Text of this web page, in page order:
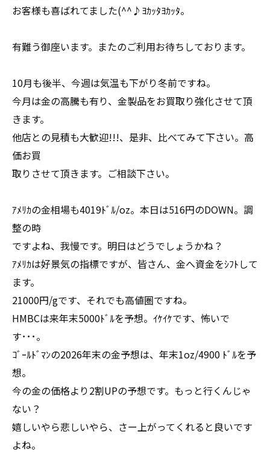
お客様も喜ばれてました(^^♪ﾖｶｯﾀﾖｶｯﾀ。
有難う御座います。またのご利用お待ちしております。
10月も後半、今週は気温も下がり冬前ですね。
今月は金の高騰も有り、金製品をお買取り強化させて頂
きます。
他店との見積も大歓迎!!!、是非、比べてみて下さい。高
価お買
取りさせて頂きます。ご相談下さい。
ｱﾒﾘｶの金相場も4019ﾄﾞﾙ/oz。本日は516円のDOWN。調
整の時
ですよね、我慢です。明日はどうでしょうかね？
ｱﾒﾘｶは好景気の指標ですが、皆さん、金へ資金をｼﾌﾄして
ます。
21000円/gです、それでも高値圏ですね。
HMBCは来年末5000ﾄﾞﾙを予想。ｲｹｲｹです、怖いで
す･･･。
ｺﾞｰﾙﾄﾞﾏﾝの2026年末の金予想は、年末1oz/4900 ﾄﾞﾙを予
想。
今の金の価格より2割UPの予想です。もっと行くんじゃ
ない？
嬉しいやら悲しいやら、さー上がってくれると良いです
よね。